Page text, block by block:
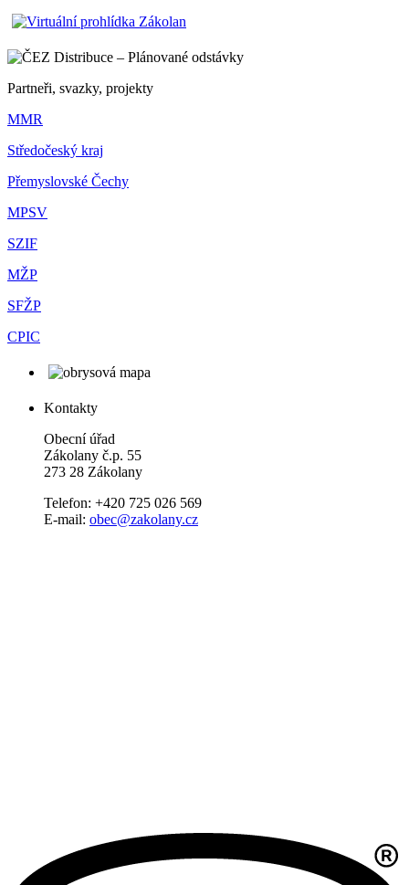
Partneři, svazky, projekty
MMR
Středočeský kraj
Přemyslovské Čechy
MPSV
SZIF
MŽP
SFŽP
CPIC
Kontakty
Obecní úřad
Zákolany č.p. 55
273 28 Zákolany
Telefon: +420 725 026 569
E-mail: obec@zakolany.cz